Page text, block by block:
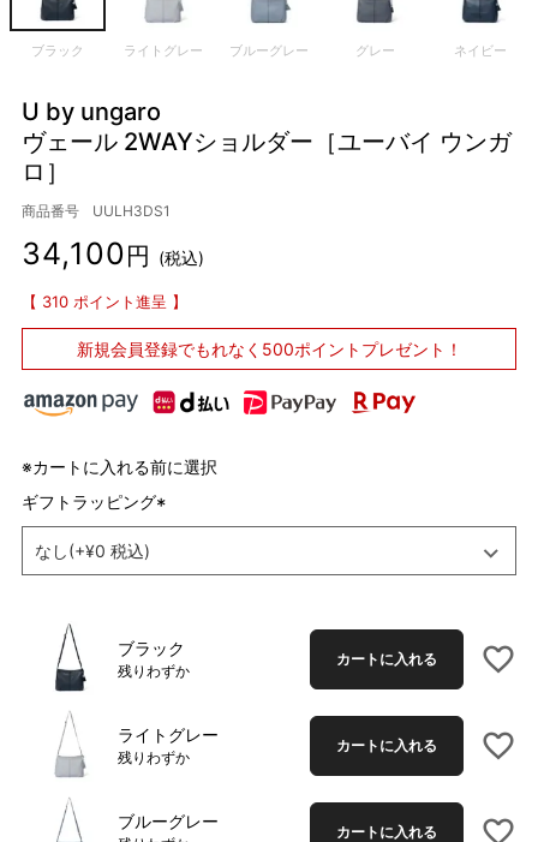
ブラック ライトグレー ブルーグレー グレー ネイビー
U by ungaro
ヴェール 2WAYショルダー［ユーバイ ウンガ
ロ］
商品番号 UULH3DS1
34,100 税込
310 ポイント進呈
新規会員登録でもれなく500ポイントプレゼント！
※カートに入れる前に選択
ギフトラッピング
(
ブラック
残りわずか
カートに入れる
ライトグレー
残りわずか
カートに入れる
ブルーグレー カートに入れる